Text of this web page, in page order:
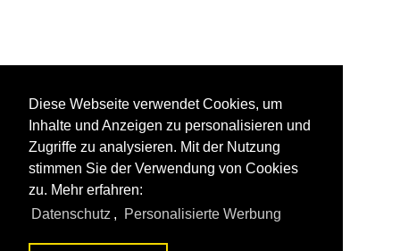
Diese Webseite verwendet Cookies, um
Inhalte und Anzeigen zu personalisieren und
Zugriffe zu analysieren. Mit der Nutzung
stimmen Sie der Verwendung von Cookies
zu. Mehr erfahren:
Datenschutz , Personalisierte Werbung